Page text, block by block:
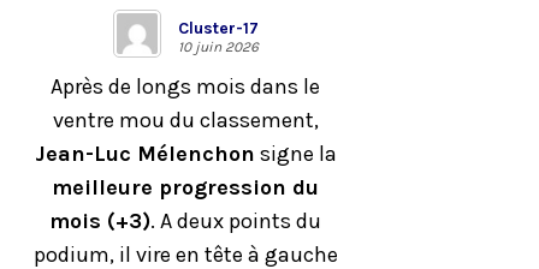
Cluster-17
10 juin 2026
Après de longs mois dans le
ventre mou du classement,
Jean-Luc Mélenchon signe la
meilleure progression du
mois (+3). A deux points du
podium, il vire en tête à gauche